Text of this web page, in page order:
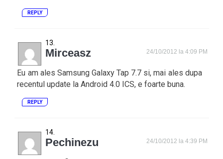
REPLY
Mirceasz 24/10/2012 la 4:09 PM
Eu am ales Samsung Galaxy Tap 7.7 si, mai ales dupa
recentul update la Android 4.0 ICS, e foarte buna.
REPLY
Pechinezu 24/10/2012 la 4:39 PM